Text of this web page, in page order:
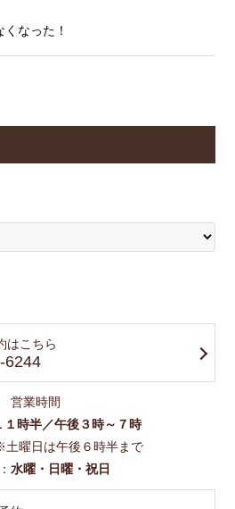
なった！
はこちら
6244
営業時間
１時半／午後３時～７時
曜日は午後６時半まで
水曜・日曜・祝日